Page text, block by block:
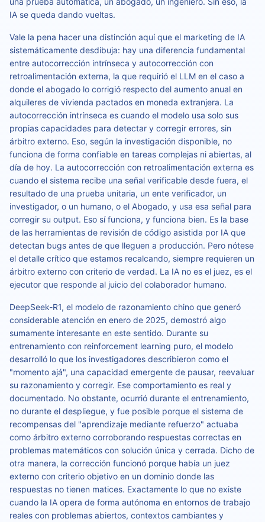
IA se queda dando vueltas.
Vale la pena hacer una distinción aquí que el marketing de IA
sistemáticamente desdibuja: hay una diferencia fundamental
entre autocorrección intrínseca y autocorrección con
retroalimentación externa, la que requirió el LLM en el caso a
donde el abogado lo corrigió respecto del aumento anual en
alquileres de vivienda pactados en moneda extranjera. La
autocorrección intrínseca es cuando el modelo usa solo sus
propias capacidades para detectar y corregir errores, sin
árbitro externo. Eso, según la investigación disponible, no
funciona de forma confiable en tareas complejas ni abiertas, al
día de hoy. La autocorrección con retroalimentación externa es
cuando el sistema recibe una señal verificable desde fuera, el
resultado de una prueba unitaria, un ente verificador, un
investigador, o un humano, o el Abogado, y usa esa señal para
corregir su output. Eso sí funciona, y funciona bien. Es la base
de las herramientas de revisión de código asistida por IA que
detectan bugs antes de que lleguen a producción. Pero nótese
el detalle crítico que estamos recalcando, siempre requieren un
árbitro externo con criterio de verdad. La IA no es el juez, es el
ejecutor que responde al juicio del colaborador humano.
DeepSeek-R1, el modelo de razonamiento chino que generó
considerable atención en enero de 2025, demostró algo
sumamente interesante en este sentido. Durante su
entrenamiento con reinforcement learning puro, el modelo
desarrolló lo que los investigadores describieron como el
"momento ajá", una capacidad emergente de pausar, reevaluar
su razonamiento y corregir. Ese comportamiento es real y
documentado. No obstante, ocurrió durante el entrenamiento,
no durante el despliegue, y fue posible porque el sistema de
recompensas del "aprendizaje mediante refuerzo" actuaba
como árbitro externo corroborando respuestas correctas en
problemas matemáticos con solución única y cerrada. Dicho de
otra manera, la corrección funcionó porque había un juez
externo con criterio objetivo en un dominio donde las
respuestas no tienen matices. Exactamente lo que no existe
cuando la IA opera de forma autónoma en entornos de trabajo
reales con problemas abiertos, contextos cambiantes y